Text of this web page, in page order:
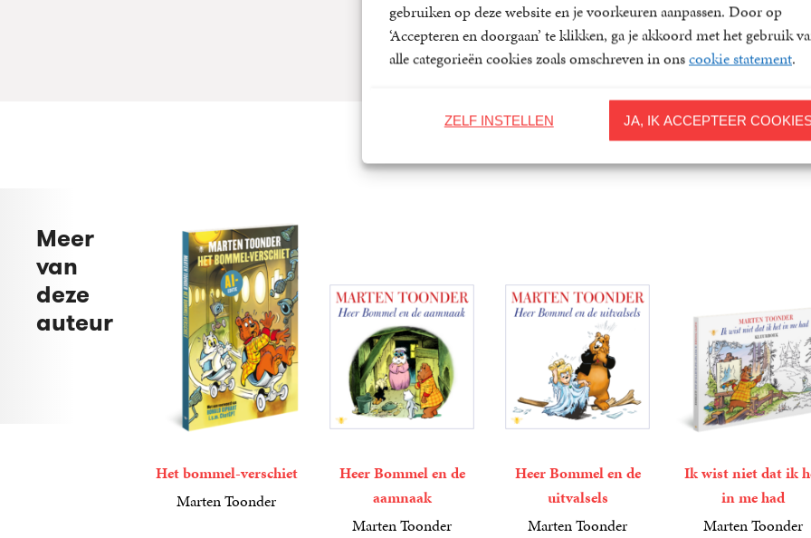
gebruiken op deze website en je voorkeuren aanpassen. Door op
‘Accepteren en doorgaan’ te klikken, ga je akkoord met het gebruik
alle categorieën cookies zoals omschreven in onscookie statement.
JA, IK ACCEPTEER
ZELF INSTELLEN
Meer
van
deze
auteur
Het bommel-verschiet
Marten Toonder
Heer Bommel en de
aamnaak
Marten Toonder
Heer Bommel en de
uitvalsels
Marten Toonder
Ik wist niet dat ik
in me had
Marten Toonder